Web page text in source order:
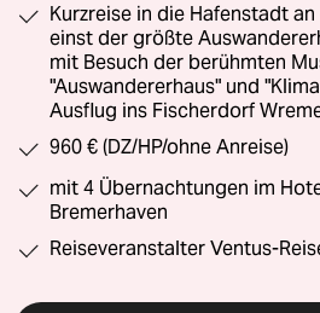
Kurzreise in die Hafenstadt
einst der größte
mit Besuch der berühmten
"Auswandererhaus" und
Ausflug ins Fischerdorf
960 € (DZ/HP/ohne Anreise)
mit 4 Übernachtungen im
Bremerhaven
Reiseveranstalter Ventus-